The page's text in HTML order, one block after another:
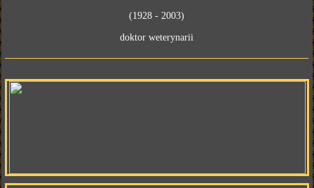
(1928 - 2003)
doktor weterynarii